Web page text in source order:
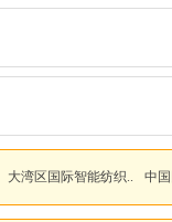
大湾区国际智能纺织.. 中